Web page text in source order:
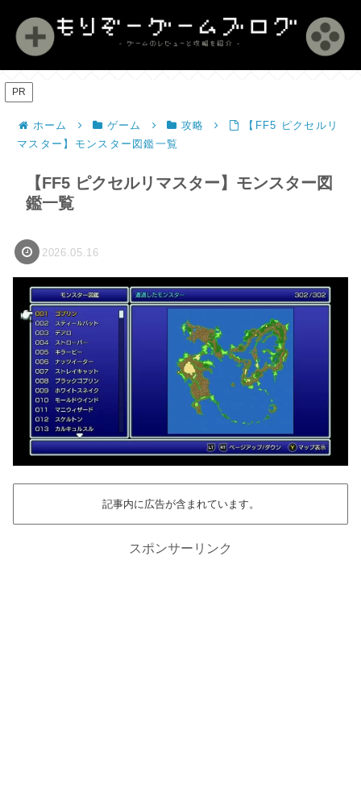
PR
ホーム ゲーム 攻略
【FF5 ピクセルリ
マスター】モンスター図鑑一覧
【FF5 ピクセルリマスター】モンスター図
鑑一覧
2026.05.16
記事内に広告が含まれています。
スポンサーリンク